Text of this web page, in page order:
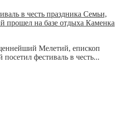
в честь праздника Семьи,
прошел на базе отдыха Каменка
Мелетий, епископ
фестиваль в честь...